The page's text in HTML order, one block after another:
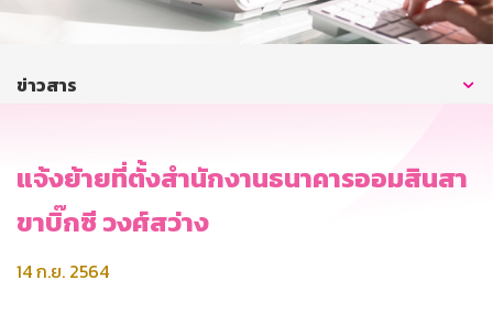
บริการออนไลน์
ข่าวสาร
แจ้งย้ายที่ตั้งสำนักงานธนาคารออมสินสา
ขาบิ๊กซี วงศ์สว่าง
14 ก.ย. 2564